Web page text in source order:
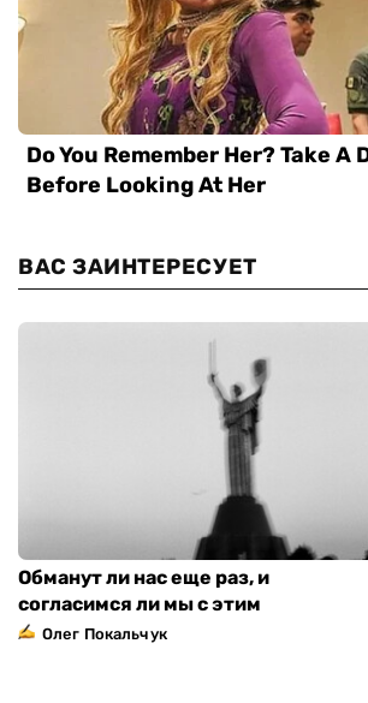
ВАС ЗАИНТЕРЕСУЕТ
Обманут ли нас еще раз, и
согласимся ли мы с этим
Олег Покальчук